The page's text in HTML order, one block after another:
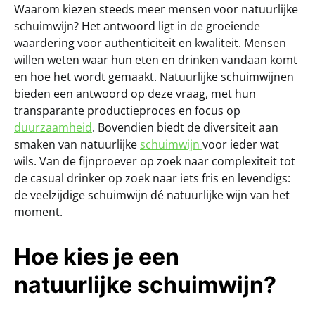
Waarom kiezen steeds meer mensen voor natuurlijke
schuimwijn? Het antwoord ligt in de groeiende
waardering voor authenticiteit en kwaliteit. Mensen
willen weten waar hun eten en drinken vandaan komt
en hoe het wordt gemaakt. Natuurlijke schuimwijnen
bieden een antwoord op deze vraag, met hun
transparante productieproces en focus op
duurzaamheid. Bovendien biedt de diversiteit aan
smaken van natuurlijkeschuimwijn voor ieder wat
wils. Van de fijnproever op zoek naar complexiteit tot
de casual drinker op zoek naar iets fris en levendigs:
de veelzijdige schuimwijn dé natuurlijke wijn van het
moment.
Hoe kies je een
natuurlijke schuimwijn?